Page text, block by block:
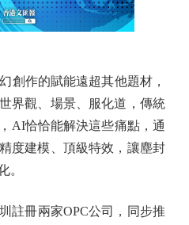
作的賦能遠超其他題材，
界觀、場景、服化道，傳統
AI恰恰能解決這些痛點，通
度建模、頂級特效，讓塵封
。
冊兩家OPC公司，同步推